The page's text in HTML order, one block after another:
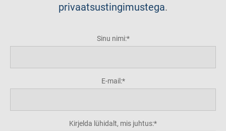
privaatsustingimustega.
Sinu nimi:
E-mail:
Kirjelda lühidalt, mis juhtus: